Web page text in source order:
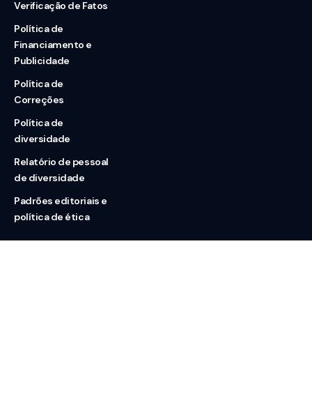
Verificação de Fatos
Política de
Financiamento e
Publicidade
Política de
Correções
Política de
diversidade
Relatório de pessoal
de diversidade
Padrões editoriais e
política de ética